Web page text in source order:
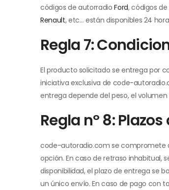
códigos de autorradioFord, códigos
Renault, etc… están disponibles 24
Regla 7:
El producto solicitado se entrega por
iniciativa exclusiva de code-
entrega depende del peso, el
Regla nº 8:
code-autoradio.com se compromete
opción. En caso de retraso inhabitual,
disponibilidad, el plazo de entrega se
un único envío. En caso de pago con